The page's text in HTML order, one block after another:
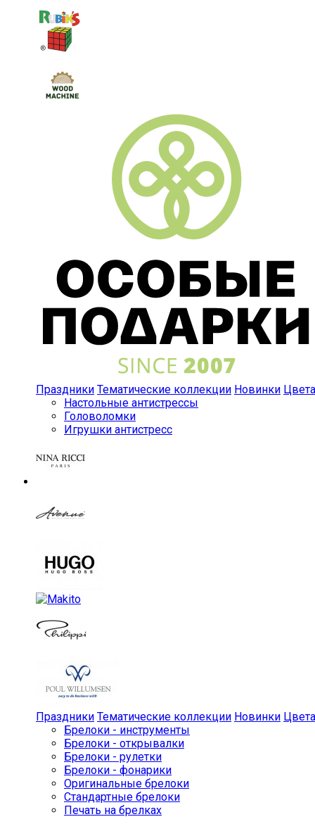
Праздники Тематические коллекции Новинки Цвета
Настольные антистрессы
Головоломки
Игрушки антистресс
Праздники Тематические коллекции Новинки Цвета
Брелоки - инструменты
Брелоки - открывалки
Брелоки - рулетки
Брелоки - фонарики
Оригинальные брелоки
Стандартные брелоки
Печать на брелках